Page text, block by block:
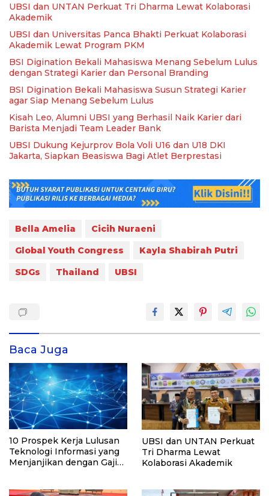
UBSI dan UNTAN Perkuat Tri Dharma Lewat Kolaborasi
Akademik
UBSI dan Universitas Panca Bhakti Perkuat Kolaborasi
Akademik Lewat Program PKM
BSI Digination Bekali Mahasiswa Menang Sebelum Lulus
dengan Strategi Karier dan Personal Branding
BSI Digination Bekali Mahasiswa Susun Strategi Karier
agar Siap Menang Sebelum Lulus
Kisah Leo, Alumni UBSI yang Berhasil Naik Karier dari
Barista Menjadi Team Leader Bank
UBSI Dukung Kejurprov Bola Voli U16 dan U18 DKI
Jakarta, Siapkan Beasiswa Bagi Atlet Berprestasi
Bella Amelia
Cicih Nuraeni
Global Youth Congress
Kayla Shabirah Putri
SDGs
Thailand UBSI
Baca Juga
10 Prospek Kerja Lulusan
Teknologi Informasi yang
Menjanjikan dengan Gaji
UBSI dan UNTAN Perkuat
Tri Dharma Lewat
Kolaborasi Akademik